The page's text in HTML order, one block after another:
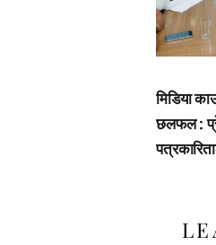
मिडिया
छलफल :